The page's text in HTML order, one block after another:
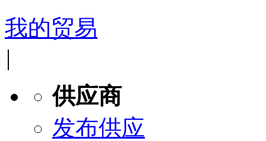
我的贸易
|
供应商
发布供应